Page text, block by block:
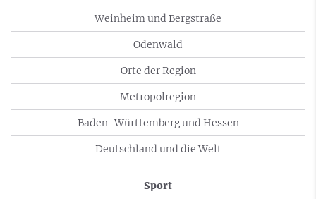
Weinheim und Bergstraße
Odenwald
Orte der Region
Metropolregion
Baden-Württemberg und Hessen
Deutschland und die Welt
Sport